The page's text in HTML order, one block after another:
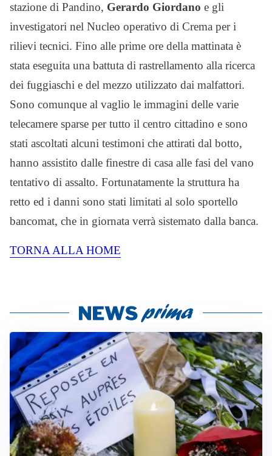
stazione di Pandino, Gerardo Giordano e gli
investigatori nel Nucleo operativo di Crema per i
rilievi tecnici. Fino alle prime ore della mattinata è
stata eseguita una battuta di rastrellamento alla ricerca
dei fuggiaschi e del mezzo utilizzato dai malfattori.
Sono comunque al vaglio le immagini delle varie
telecamere sparse per tutto il centro cittadino e sono
stati ascoltati alcuni testimoni che attirati dal botto,
hanno assistito dalle finestre di casa alle fasi del vano
tentativo di assalto. Fortunatamente la struttura ha
retto ed i danni sono stati limitati al solo sportello
bancomat, che in giornata verrà sistemato dalla banca.
TORNA ALLA HOME